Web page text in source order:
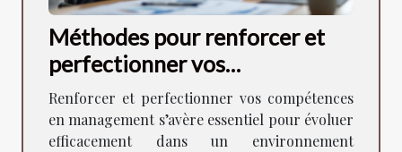
Méthodes pour renforcer et
perfectionner vos
compétences en management
Renforcer et perfectionner vos compétences
en management s’avère essentiel pour évoluer
efficacement dans un environnement